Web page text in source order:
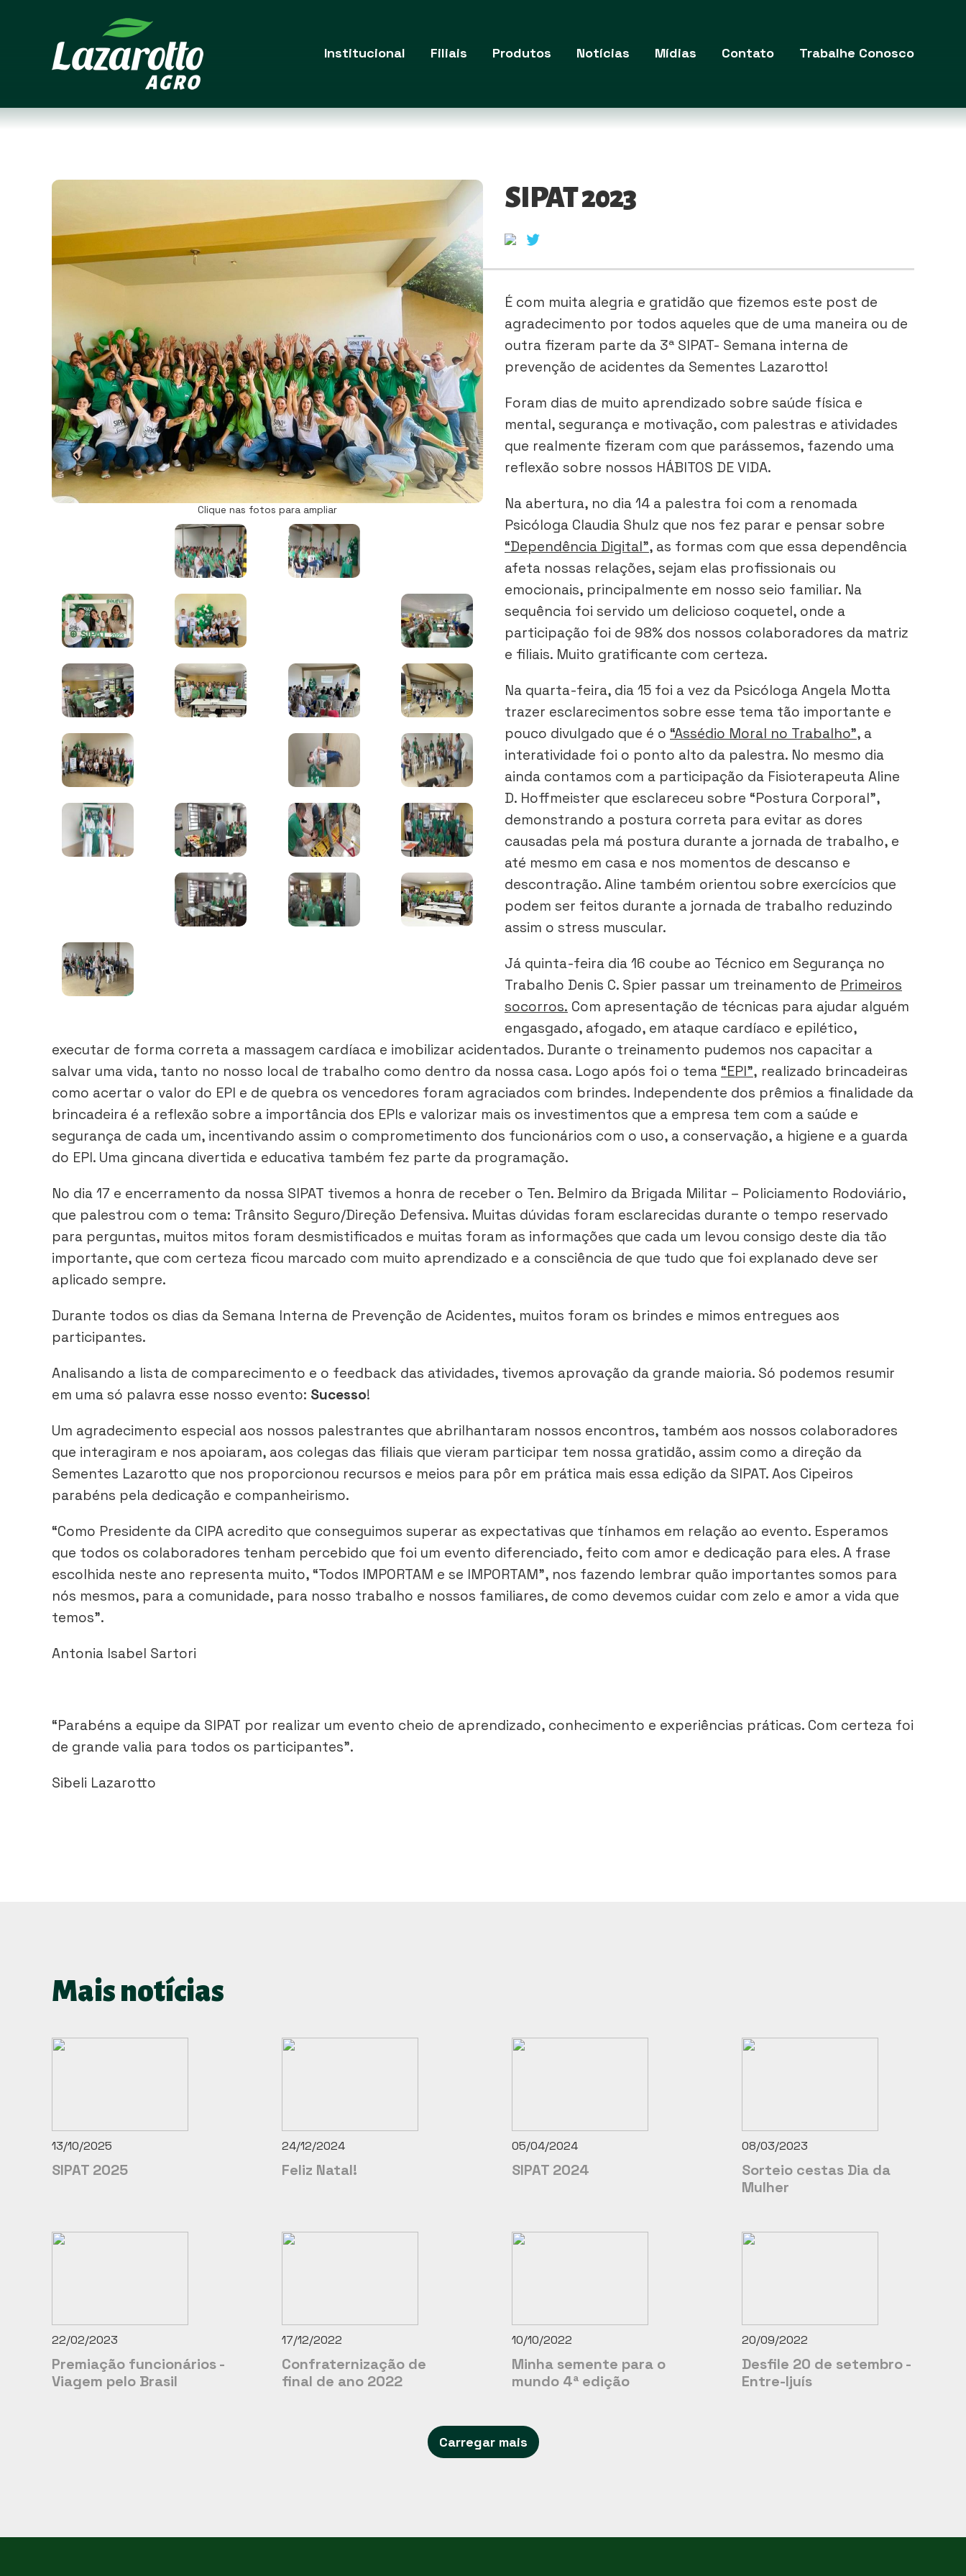
Institucional Filiais Produtos Notícias Mídias Contato Trabalhe Conosco
Clique nas fotos para ampliar
SIPAT 2023
É com muita alegria e gratidão que fizemos este post de
agradecimento por todos aqueles que de uma maneira ou de
outra fizeram parte da 3ª SIPAT- Semana interna de
prevenção de acidentes da Sementes Lazarotto!
Foram dias de muito aprendizado sobre saúde física e
mental, segurança e motivação, com palestras e atividades
que realmente fizeram com que parássemos, fazendo uma
reflexão sobre nossos HÁBITOS DE VIDA.
Na abertura, no dia 14 a palestra foi com a renomada
Psicóloga Claudia Shulz que nos fez parar e pensar sobre
“Dependência Digital”, as formas com que essa dependência
afeta nossas relações, sejam elas profissionais ou
emocionais, principalmente em nosso seio familiar. Na
sequência foi servido um delicioso coquetel, onde a
participação foi de 98% dos nossos colaboradores da matriz
e filiais. Muito gratificante com certeza.
Na quarta-feira, dia 15 foi a vez da Psicóloga Angela Motta
trazer esclarecimentos sobre esse tema tão importante e
pouco divulgado que é o “Assédio Moral no Trabalho”, a
interatividade foi o ponto alto da palestra. No mesmo dia
ainda contamos com a participação da Fisioterapeuta Aline
D. Hoffmeister que esclareceu sobre “Postura Corporal”,
demonstrando a postura correta para evitar as dores
causadas pela má postura durante a jornada de trabalho, e
até mesmo em casa e nos momentos de descanso e
descontração. Aline também orientou sobre exercícios que
podem ser feitos durante a jornada de trabalho reduzindo
assim o stress muscular.
Já quinta-feira dia 16 coube ao Técnico em Segurança no
Trabalho Denis C. Spier passar um treinamento de Primeiros
socorros. Com apresentação de técnicas para ajudar alguém
engasgado, afogado, em ataque cardíaco e epilético,
executar de forma correta a massagem cardíaca e imobilizar acidentados. Durante o treinamento pudemos nos capacitar a
salvar uma vida, tanto no nosso local de trabalho como dentro da nossa casa. Logo após foi o tema “EPI”, realizado brincadeiras
como acertar o valor do EPI e de quebra os vencedores foram agraciados com brindes. Independente dos prêmios a finalidade da
brincadeira é a reflexão sobre a importância dos EPIs e valorizar mais os investimentos que a empresa tem com a saúde e
segurança de cada um, incentivando assim o comprometimento dos funcionários com o uso, a conservação, a higiene e a guarda
do EPI. Uma gincana divertida e educativa também fez parte da programação.
No dia 17 e encerramento da nossa SIPAT tivemos a honra de receber o Ten. Belmiro da Brigada Militar – Policiamento Rodoviário,
que palestrou com o tema: Trânsito Seguro/Direção Defensiva. Muitas dúvidas foram esclarecidas durante o tempo reservado
para perguntas, muitos mitos foram desmistificados e muitas foram as informações que cada um levou consigo deste dia tão
importante, que com certeza ficou marcado com muito aprendizado e a consciência de que tudo que foi explanado deve ser
aplicado sempre.
Durante todos os dias da Semana Interna de Prevenção de Acidentes, muitos foram os brindes e mimos entregues aos
participantes.
Analisando a lista de comparecimento e o feedback das atividades, tivemos aprovação da grande maioria. Só podemos resumir
em uma só palavra esse nosso evento: Sucesso!
Um agradecimento especial aos nossos palestrantes que abrilhantaram nossos encontros, também aos nossos colaboradores
que interagiram e nos apoiaram, aos colegas das filiais que vieram participar tem nossa gratidão, assim como a direção da
Sementes Lazarotto que nos proporcionou recursos e meios para pôr em prática mais essa edição da SIPAT. Aos Cipeiros
parabéns pela dedicação e companheirismo.
“Como Presidente da CIPA acredito que conseguimos superar as expectativas que tínhamos em relação ao evento. Esperamos
que todos os colaboradores tenham percebido que foi um evento diferenciado, feito com amor e dedicação para eles. A frase
escolhida neste ano representa muito, “Todos IMPORTAM e se IMPORTAM”, nos fazendo lembrar quão importantes somos para
nós mesmos, para a comunidade, para nosso trabalho e nossos familiares, de como devemos cuidar com zelo e amor a vida que
temos”.
Antonia Isabel Sartori
“Parabéns a equipe da SIPAT por realizar um evento cheio de aprendizado, conhecimento e experiências práticas. Com certeza foi
de grande valia para todos os participantes”.
Sibeli Lazarotto
Mais notícias
13/10/2025
SIPAT 2025
24/12/2024
Feliz Natal!
05/04/2024
SIPAT 2024
08/03/2023
Sorteio cestas Dia da
Mulher
22/02/2023
Premiação funcionários -
Viagem pelo Brasil
17/12/2022
Confraternização de
final de ano 2022
10/10/2022
Minha semente para o
mundo 4ª edição
20/09/2022
Desfile 20 de setembro -
Entre-Ijuís
Carregar mais